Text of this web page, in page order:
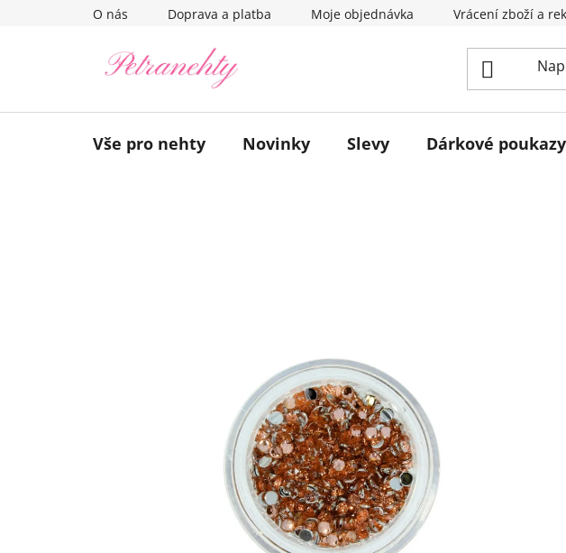
O nás Doprava a platba Moje objednávka Vrácení zboží a
Vše pro nehty Novinky Slevy Dárkové poukazy